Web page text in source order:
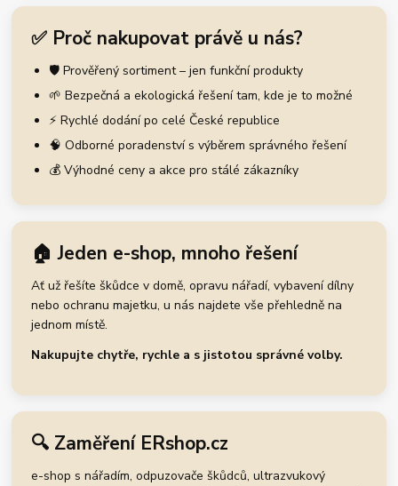
✅ Proč nakupovat právě u nás?
🛡️ Prověřený sortiment – jen funkční produkty
🌱 Bezpečná a ekologická řešení tam, kde je to možné
⚡ Rychlé dodání po celé České republice
🧠 Odborné poradenství s výběrem správného řešení
💰 Výhodné ceny a akce pro stálé zákazníky
🏠 Jeden e-shop, mnoho řešení
Ať už řešíte škůdce v domě, opravu nářadí, vybavení dílny
nebo ochranu majetku, u nás najdete vše přehledně na
jednom místě.
Nakupujte chytře, rychle a s jistotou správné volby.
🔍 Zaměření ERshop.cz
e-shop s nářadím, odpuzovače škůdců, ultrazvukový